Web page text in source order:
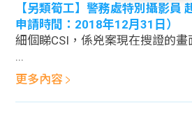
【另類筍工】警務處特別攝影員
申請時間：2018年12月31日）
細個睇CSI，係兇案現在搜證的
...
更多內容